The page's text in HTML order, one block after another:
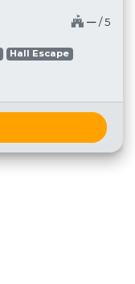
─ / 5
Hall Escape